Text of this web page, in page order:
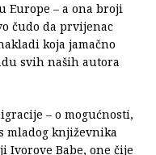
Europe – a ona broji
čudo da prvijenac
koja jamačno
svih naših autora
– o mogućnosti,
mladog književnika
Ivorove Babe, one čije